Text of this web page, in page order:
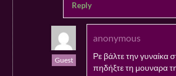
Reply
Guest
anonymous
Ρε βάλτε την γυναίκα
πηδήξτε τη μουναρα